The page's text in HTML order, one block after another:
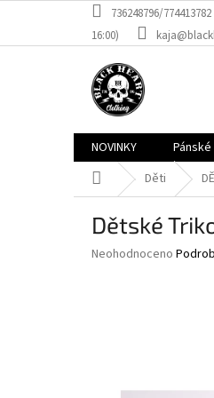
obsah
736248796/
16:00)
NOVINKY
Domů Děti
Dětské
Průměrné
Neohodnoceno